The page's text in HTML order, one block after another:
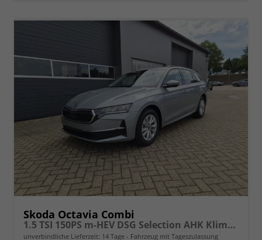
Skoda Octavia Combi
1.5 TSI 150PS m-HEV DSG Selection AHK Klimaautomatik ACC PDC v+h Rückf.Kamera Sitzheizung TWA Apple CarPlay Android Auto 16"LM
unverbindliche Lieferzeit: 14 Tage Fahrzeug mit Tageszulassung